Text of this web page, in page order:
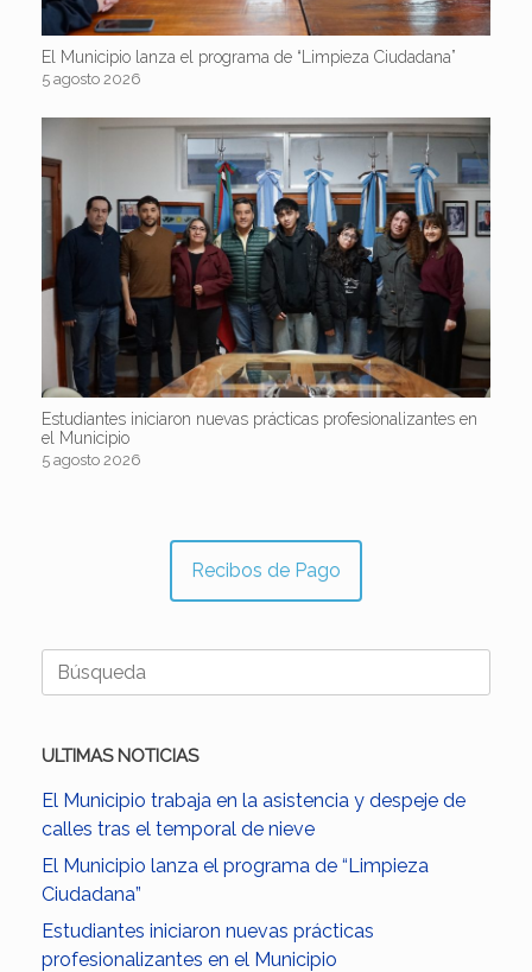
El Municipio lanza el programa de “Limpieza Ciudadana”
5 agosto 2026
Estudiantes iniciaron nuevas prácticas profesionalizantes en
el Municipio
5 agosto 2026
Recibos de Pago
Buscar:
ULTIMAS NOTICIAS
El Municipio trabaja en la asistencia y despeje de
calles tras el temporal de nieve
El Municipio lanza el programa de “Limpieza
Ciudadana”
Estudiantes iniciaron nuevas prácticas
profesionalizantes en el Municipio